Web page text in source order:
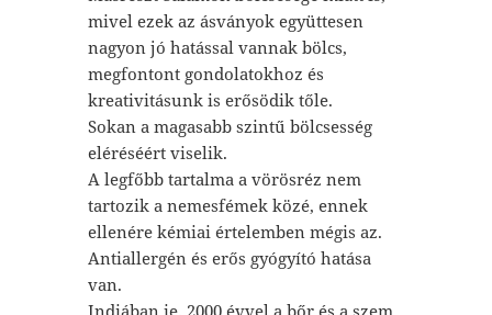
mivel ezek az ásványok együttesen
nagyon jó hatással vannak bölcs,
megfontont gondolatokhoz és
kreativitásunk is erősödik tőle.
Sokan a magasabb szintű bölcsesség
eléréséért viselik.
A legfőbb tartalma a vörösréz nem
tartozik a nemesfémek közé, ennek
ellenére kémiai értelemben mégis az.
Antiallergén és erős gyógyító hatása
van.
Indiában ie. 2000 évvel a bőr és a szem